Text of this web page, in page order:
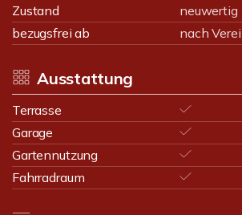
Zustand
neuwertig
bezugsfrei ab
nach
Ausstattung
Terrasse
Garage
Gartennutzung
Fahrradraum